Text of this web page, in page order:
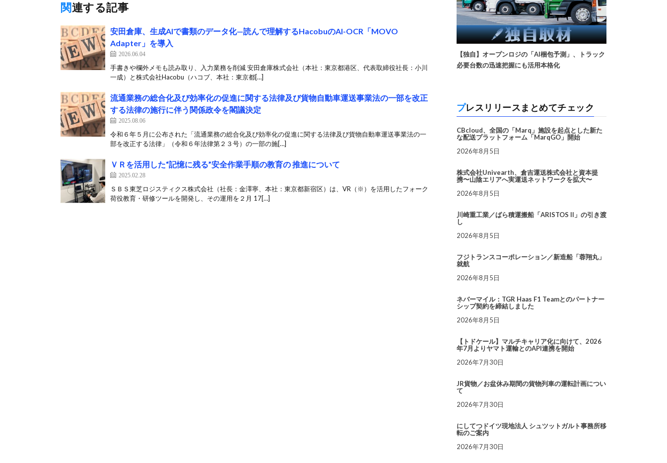
関連する記事
安田倉庫、生成AIで書類のデータ化—読んで理解するHacobuのAI-OCR「MOVO
Adapter」を導入
2026.06.04
手書きや欄外メモも読み取り、入力業務を削減 安田倉庫株式会社（本社：東京都港区、代表取締役社長：小川
一成）と株式会社Hacobu（ハコブ、本社：東京都[…]
流通業務の総合化及び効率化の促進に関する法律及び貨物自動車運送事業法の一部を改正
する法律の施行に伴う関係政令を閣議決定
2025.08.06
令和６年５月に公布された「流通業務の総合化及び効率化の促進に関する法律及び貨物自動車運送事業法の一
部を改正する法律」（令和６年法律第２３号）の一部の施[…]
ＶＲを活用した“記憶に残る”安全作業手順の教育の 推進について
2025.02.28
ＳＢＳ東芝ロジスティクス株式会社（社長：金澤寧、本社：東京都新宿区）は、VR（※）を活用したフォーク
荷役教育・研修ツールを開発し、その運用を２月 17[…]
【独自】オープンロジの「AI梱包予測」、トラック
必要台数の迅速把握にも活用本格化
プレスリリースまとめてチェック
CBcloud、全国の「Marq」施設を起点とした新た
な配送プラットフォーム「MarqGO」開始
2026年8月5日
株式会社Univearth、倉吉運送株式会社と資本提
携〜山陰エリアへ実運送ネットワークを拡大〜
2026年8月5日
川崎重工業／ばら積運搬船「ARISTOS II」の引き渡
し
2026年8月5日
フジトランスコーポレーション／新造船「蓉翔丸」
就航
2026年8月5日
ネバーマイル：TGR Haas F1 Teamとのパートナー
シップ契約を締結しました
2026年8月5日
【トドケール】マルチキャリア化に向けて、2026
年7月よりヤマト運輸とのAPI連携を開始
2026年7月30日
JR貨物／お盆休み期間の貨物列車の運転計画につい
て
2026年7月30日
にしてつドイツ現地法人 シュツットガルト事務所移
転のご案内
2026年7月30日